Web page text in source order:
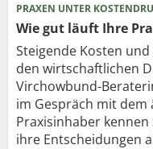
PRAXEN UNTER
Wie gut läuft Ihre
Steigende Kosten
den wirtschaftlichen
Virchowbund-
im Gespräch mit dem
Praxisinhaber
ihre Entscheidungen